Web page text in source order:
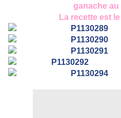
ganache
La recette est